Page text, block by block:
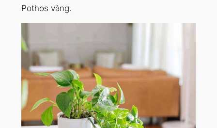
Pothos vàng.